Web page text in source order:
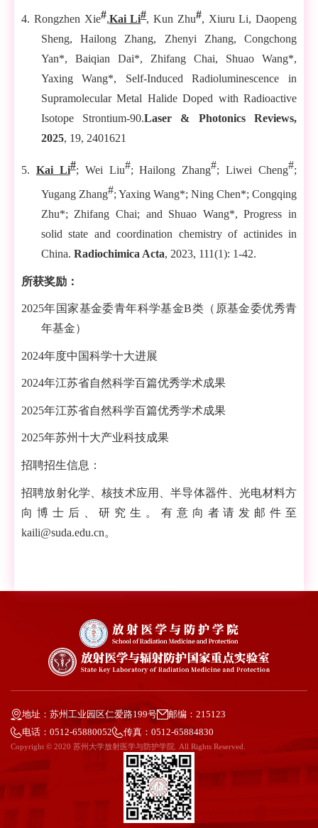
4. Rongzhen Xie#,Kai Li#, Kun Zhu#, Xiuru Li, Daopeng
Sheng, Hailong Zhang, Zhenyi Zhang, Congchong
Yan*, Baiqian Dai*, Zhifang Chai, Shuao Wang*,
Yaxing Wang*, Self-Induced Radioluminescence in
Supramolecular Metal Halide Doped with Radioactive
Isotope Strontium-90.Laser & Photonics Reviews,
2025, 19, 2401621
5. Kai Li#; Wei Liu#; Hailong Zhang#; Liwei Cheng#;
Yugang Zhang#; Yaxing Wang*; Ning Chen*; Congqing
Zhu*; Zhifang Chai; and Shuao Wang*, Progress in
solid state and coordination chemistry of actinides in
China. Radiochimica Acta, 2023, 111(1): 1-42.
所获奖励：
2025年国家基金委青年科学基金B类（原基金委优秀青
年基金）
2024年度中国科学十大进展
2024年江苏省自然科学百篇优秀学术成果
2025年江苏省自然科学百篇优秀学术成果
2025年苏州十大产业科技成果
招聘招生信息：
招聘放射化学、核技术应用、半导体器件、光电材料方
向博士后、研究生。有意向者请发邮件至
kaili@suda.edu.cn。
地址：苏州工业园区仁爱路199号
邮编：215123
电话：0512-65880052
传真：0512-65884830
Copyright © 2020 苏州大学放射医学与防护学院. All Rights Reserved.